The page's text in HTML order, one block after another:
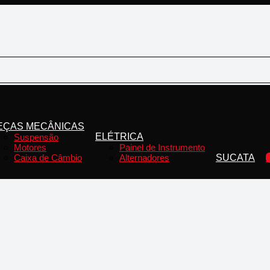
MECÂNICAS
Suspensão
Motores
Caixa de Câmbio
ELÉTRICA
Painel de Instrumento
Alternadores
SUCATA